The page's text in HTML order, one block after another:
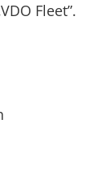
Fleet”.